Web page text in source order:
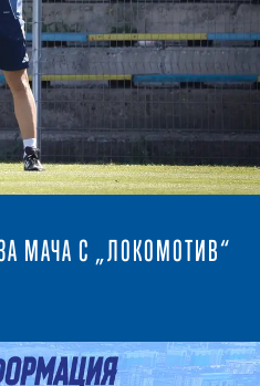
МАЧА С „ЛОКОМОТИВ“